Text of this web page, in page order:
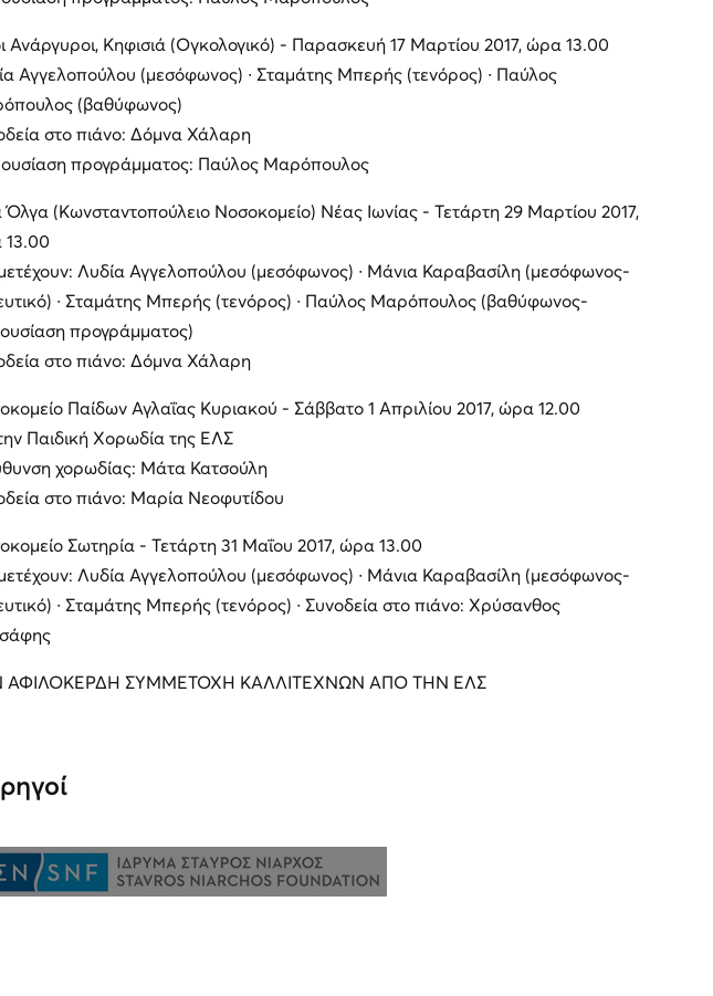
Ανάργυροι, Κηφισιά (Ογκολογικό) - Παρασκευή 17 Μαρτίου 2017, ώρα 13.00
Αγγελοπούλου (μεσόφωνος) ∙ Σταμάτης Μπερής (τενόρος) ∙ Παύλος
(βαθύφωνος)
στο πιάνο: Δόμνα Χάλαρη
προγράμματος: Παύλος Μαρόπουλος
Όλγα (Κωνσταντοπούλειο Νοσοκομείο) Νέας Ιωνίας - Τετάρτη 29 Μαρτίου 2017,
Λυδία Αγγελοπούλου (μεσόφωνος) ∙ Μάνια Καραβασίλη (μεσόφωνος-
∙ Σταμάτης Μπερής (τενόρος) ∙ Παύλος Μαρόπουλος (βαθύφωνος-
προγράμματος)
στο πιάνο: Δόμνα Χάλαρη
Παίδων Αγλαΐας Κυριακού - Σάββατο 1 Απριλίου 2017, ώρα 12.00
Παιδική Χορωδία της ΕΛΣ
χορωδίας: Μάτα Κατσούλη
στο πιάνο: Μαρία Νεοφυτίδου
Σωτηρία - Τετάρτη 31 Μαΐου 2017, ώρα 13.00
Λυδία Αγγελοπούλου (μεσόφωνος) ∙ Μάνια Καραβασίλη (μεσόφωνος-
∙ Σταμάτης Μπερής (τενόρος) ∙ Συνοδεία στο πιάνο: Χρύσανθος
ΑΦΙΛΟΚΕΡΔΗ ΣΥΜΜΕΤΟΧΗ ΚΑΛΛΙΤΕΧΝΩΝ ΑΠΟ ΤΗΝ ΕΛΣ